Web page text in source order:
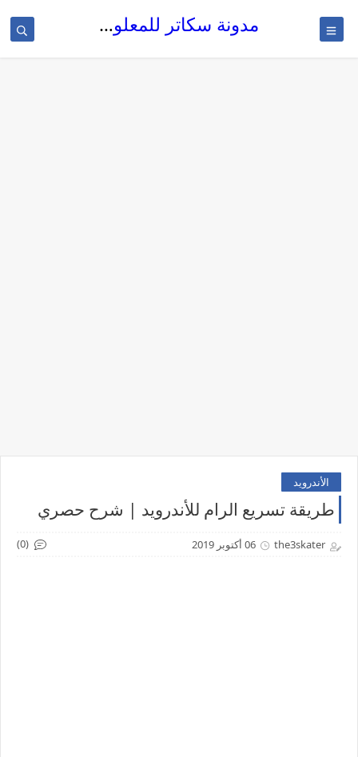
مدونة سكاتر للمعلوميات
الأندرويد
طريقة تسريع الرام للأندرويد | شرح حصري
the3skater 06 أكتوبر 2019 (0)